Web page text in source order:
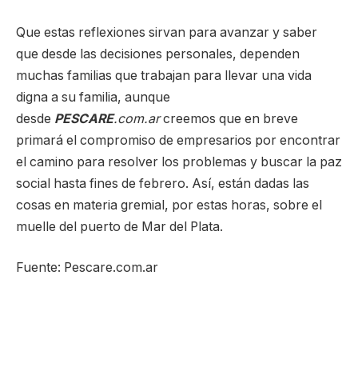
Que estas reflexiones sirvan para avanzar y saber
que desde las decisiones personales, dependen
muchas familias que trabajan para llevar una vida
digna a su familia, aunque
desde PESCARE.com.arcreemos que en breve
primará el compromiso de empresarios por encontrar
el camino para resolver los problemas y buscar la paz
social hasta fines de febrero. Así, están dadas las
cosas en materia gremial, por estas horas, sobre el
muelle del puerto de Mar del Plata.
Fuente: Pescare.com.ar